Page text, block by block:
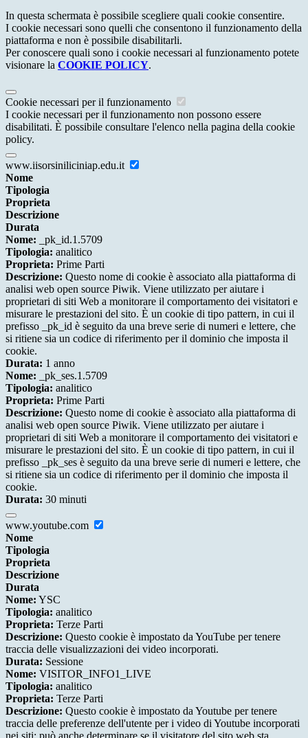
In questa schermata è possibile scegliere quali cookie consentire.
I cookie necessari sono quelli che consentono il funzionamento della
piattaforma e non è possibile disabilitarli.
Per conoscere quali sono i cookie necessari al funzionamento potete
visionare la COOKIE POLICY.
Cookie necessari per il funzionamento
I cookie necessari per il funzionamento non possono essere
disabilitati. È possibile consultare l'elenco nella pagina della cookie
policy.
www.iisorsiniliciniap.edu.it
Nome
Tipologia
Proprieta
Descrizione
Durata
Nome: _pk_id.1.5709
Tipologia: analitico
Proprieta: Prime Parti
Descrizione: Questo nome di cookie è associato alla piattaforma di
analisi web open source Piwik. Viene utilizzato per aiutare i
proprietari di siti Web a monitorare il comportamento dei visitatori e
misurare le prestazioni del sito. È un cookie di tipo pattern, in cui il
prefisso _pk_id è seguito da una breve serie di numeri e lettere, che
si ritiene sia un codice di riferimento per il dominio che imposta il
cookie.
Durata: 1 anno
Nome: _pk_ses.1.5709
Tipologia: analitico
Proprieta: Prime Parti
Descrizione: Questo nome di cookie è associato alla piattaforma di
analisi web open source Piwik. Viene utilizzato per aiutare i
proprietari di siti Web a monitorare il comportamento dei visitatori e
misurare le prestazioni del sito. È un cookie di tipo pattern, in cui il
prefisso _pk_ses è seguito da una breve serie di numeri e lettere, che
si ritiene sia un codice di riferimento per il dominio che imposta il
cookie.
Durata: 30 minuti
www.youtube.com
Nome
Tipologia
Proprieta
Descrizione
Durata
Nome: YSC
Tipologia: analitico
Proprieta: Terze Parti
Descrizione: Questo cookie è impostato da YouTube per tenere
traccia delle visualizzazioni dei video incorporati.
Durata: Sessione
Nome: VISITOR_INFO1_LIVE
Tipologia: analitico
Proprieta: Terze Parti
Descrizione: Questo cookie è impostato da Youtube per tenere
traccia delle preferenze dell'utente per i video di Youtube incorporati
nei siti; può anche determinare se il visitatore del sito web sta